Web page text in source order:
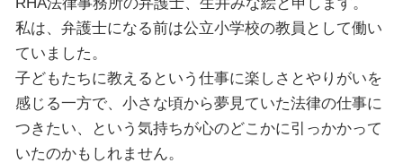
私は、弁護士になる前は公立小学校の教員として働い
ていました。
子どもたちに教えるという仕事に楽しさとやりがいを
感じる一方で、小さな頃から夢見ていた法律の仕事に
つきたい、という気持ちが心のどこかに引っかかって
いたのかもしれません。